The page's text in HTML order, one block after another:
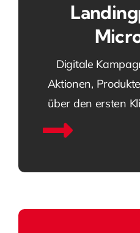
Digitale
Aktionen,
über den ersten